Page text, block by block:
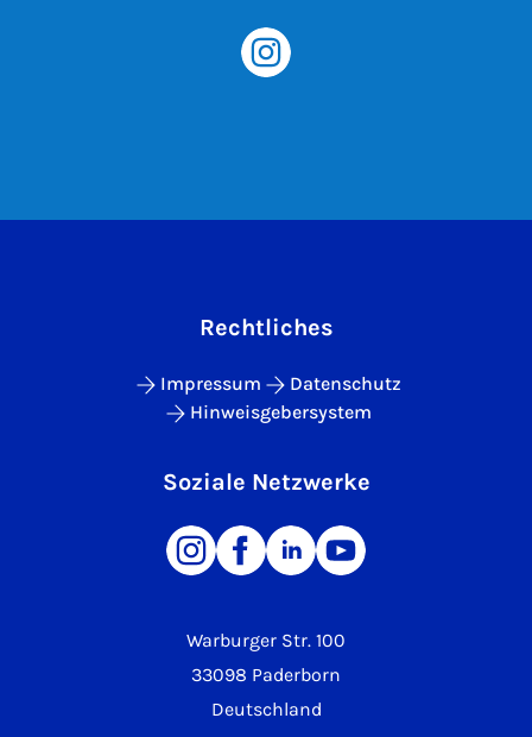
Warburger Str. 100
33098 Paderborn
Deutschland
Rechtliches
Impressum
Datenschutz
Hinweisgebersystem
Soziale Netzwerke